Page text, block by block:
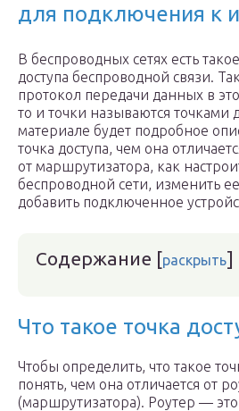
для подключения к
В беспроводных сетях есть
доступа беспроводной связи.
протокол передачи данных в
то и точки называются точками
материале будет подробное
точка доступа, чем она
от маршрутизатора, как
беспроводной сети, изменить
добавить подключенное
Содержание [раскрыть]
Что такое точка
Чтобы определить, что такое
понять, чем она отличается от
(маршрутизатора). Роутер — это